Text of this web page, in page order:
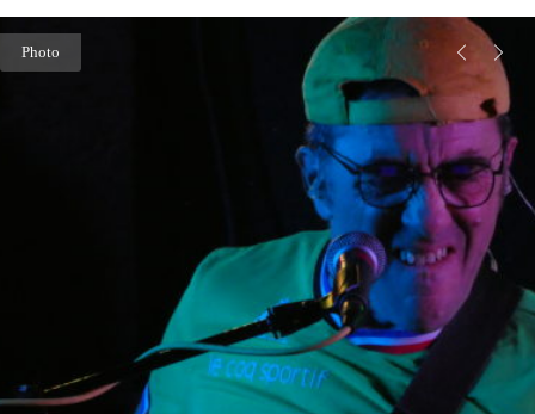
Photo